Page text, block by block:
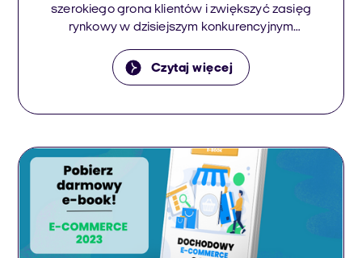
szerokiego grona klientów i zwiększyć zasięg
rynkowy w dzisiejszym konkurencyjnym
jest jednym z popularnych modeli
biznesowych, który odgrywa kluczową rolę w
Współpraca między producentami
model agencyjny sprzedaży samochodów. W
tym modelu dealerzy działają jako […]
Czytaj więcej